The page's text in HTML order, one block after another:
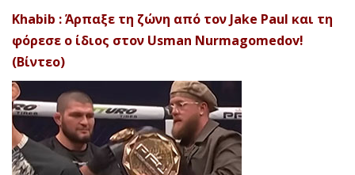
Khabib : Άρπαξε τη ζώνη από τον Jake Paul και τη
φόρεσε ο ίδιος στον Usman Nurmagomedov!
(Βίντεο)